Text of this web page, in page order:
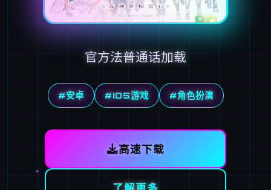
官方法普通话加载
#安卓 #IOS游戏 #角色扮演
高速下载
了解更多